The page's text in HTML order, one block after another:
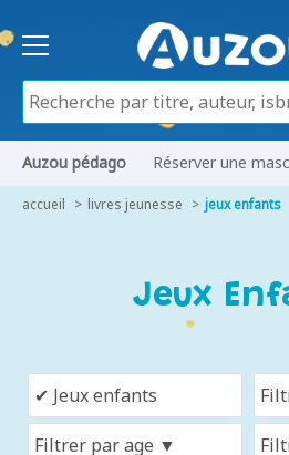
Auzou pédago Réserver une
accueil livres jeunesse jeux enfants
Jeux